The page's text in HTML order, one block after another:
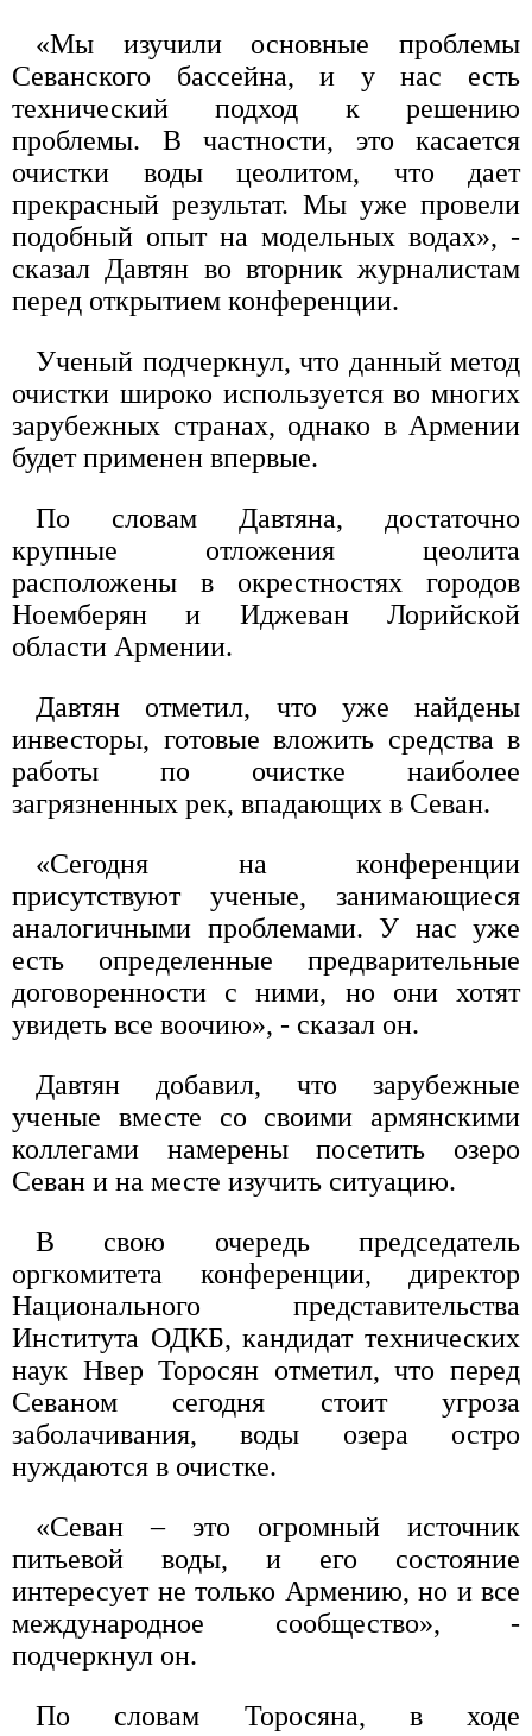
«Мы изучили основные проблемы
Севанского бассейна, и у нас есть
технический подход к решению
проблемы. В частности, это касается
очистки воды цеолитом, что дает
прекрасный результат. Мы уже провели
подобный опыт на модельных водах», -
сказал Давтян во вторник журналистам
перед открытием конференции.
Ученый подчеркнул, что данный метод
очистки широко используется во многих
зарубежных странах, однако в Армении
будет применен впервые.
По словам Давтяна, достаточно
крупные отложения цеолита
расположены в окрестностях городов
Ноемберян и Иджеван Лорийской
области Армении.
Давтян отметил, что уже найдены
инвесторы, готовые вложить средства в
работы по очистке наиболее
загрязненных рек, впадающих в Севан.
«Сегодня на конференции
присутствуют ученые, занимающиеся
аналогичными проблемами. У нас уже
есть определенные предварительные
договоренности с ними, но они хотят
увидеть все воочию», - сказал он.
Давтян добавил, что зарубежные
ученые вместе со своими армянскими
коллегами намерены посетить озеро
Севан и на месте изучить ситуацию.
В свою очередь председатель
оргкомитета конференции, директор
Национального представительства
Института ОДКБ, кандидат технических
наук Нвер Торосян отметил, что перед
Севаном сегодня стоит угроза
заболачивания, воды озера остро
нуждаются в очистке.
«Севан – это огромный источник
питьевой воды, и его состояние
интересует не только Армению, но и все
международное сообщество», -
подчеркнул он.
По словам Торосяна, в ходе